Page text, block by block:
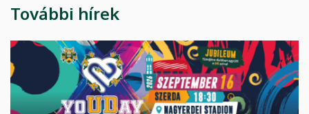
További hírek